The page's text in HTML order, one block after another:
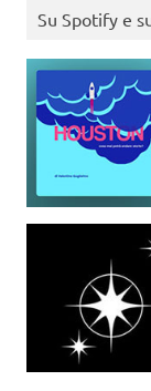
Su Spotify e